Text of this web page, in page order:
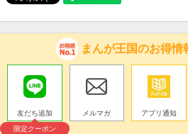
まんが王国のお得情
友だち追加
限定クーポン
メルマガ アプリ通知